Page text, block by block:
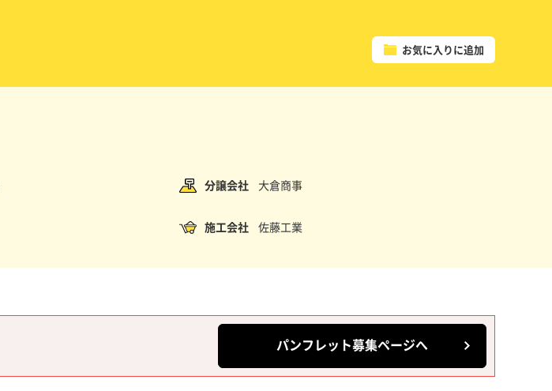
お気に入りに追加
分譲会社 大倉商事
施工会社 佐藤工業
パンフレット募集ページへ